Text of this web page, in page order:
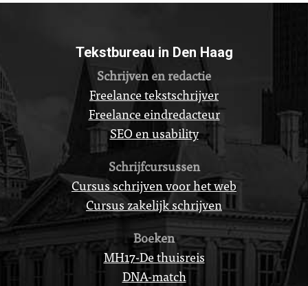
Tekstbureau in Den Haag
Schrijven en redactie
Freelance tekstschrijver
Freelance eindredacteur
SEO en usability
Schrijfcursussen
Cursus schrijven voor het web
Cursus zakelijk schrijven
Boeken
MH17-De thuisreis
DNA-match